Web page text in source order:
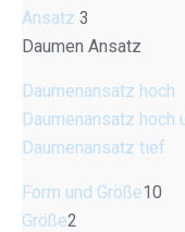
Ansatz 3
Daumen Ansatz
Daumenansatz hoch
Daumenansatz hoch
Daumenansatz tief
Form und Größe10
Größe2